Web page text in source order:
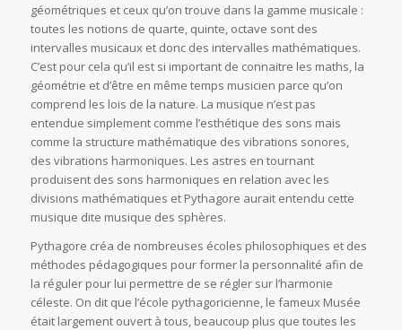
géométriques et ceux qu’on trouve dans la gamme musicale :
toutes les notions de quarte, quinte, octave sont des
intervalles musicaux et donc des intervalles mathématiques.
C’est pour cela qu’il est si important de connaitre les maths, la
géométrie et d’être en même temps musicien parce qu’on
comprend les lois de la nature. La musique n’est pas
entendue simplement comme l’esthétique des sons mais
comme la structure mathématique des vibrations sonores,
des vibrations harmoniques. Les astres en tournant
produisent des sons harmoniques en relation avec les
divisions mathématiques et Pythagore aurait entendu cette
musique dite musique des sphères.
Pythagore créa de nombreuses écoles philosophiques et des
méthodes pédagogiques pour former la personnalité afin de
la réguler pour lui permettre de se régler sur l’harmonie
céleste. On dit que l’école pythagoricienne, le fameux Musée
était largement ouvert à tous, beaucoup plus que toutes les